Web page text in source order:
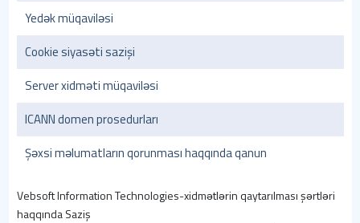
Yedək müqaviləsi
Cookie siyasəti sazişi
Server xidməti müqaviləsi
ICANN domen prosedurları
Şəxsi məlumatların qorunması haqqında qanun
Vebsoft Information Technologies-xidmətlərin qaytarılması şərtləri
haqqında Saziş